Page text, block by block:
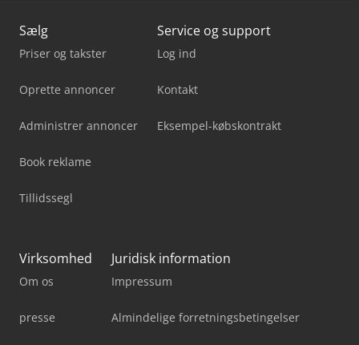
Sælg
Priser og takster
Oprette annoncer
Administrer annoncer
Book reklame
Tillidssegl
Service og support
Log ind
Kontakt
Eksempel-købskontrakt
Virksomhed
Om os
presse
Juridisk information
Impressum
Almindelige forretningsbetingelser